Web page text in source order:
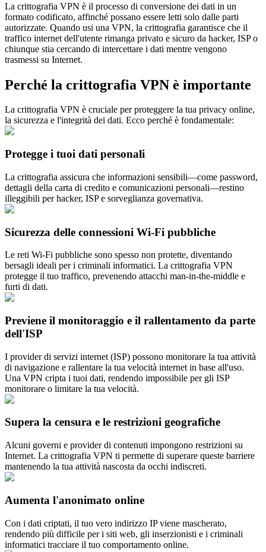
La crittografia VPN è il processo di conversione dei dati in un
formato codificato, affinché possano essere letti solo dalle parti
autorizzate. Quando usi una VPN, la crittografia garantisce che il
traffico internet dell'utente rimanga privato e sicuro da hacker, ISP o
chiunque stia cercando di intercettare i dati mentre vengono
trasmessi su Internet.
Perché la crittografia VPN è importante
La crittografia VPN è cruciale per proteggere la tua privacy online,
la sicurezza e l'integrità dei dati. Ecco perché è fondamentale:
Protegge i tuoi dati personali
La crittografia assicura che informazioni sensibili—come password,
dettagli della carta di credito e comunicazioni personali—restino
illeggibili per hacker, ISP e sorveglianza governativa.
Sicurezza delle connessioni Wi-Fi pubbliche
Le reti Wi-Fi pubbliche sono spesso non protette, diventando
bersagli ideali per i criminali informatici. La crittografia VPN
protegge il tuo traffico, prevenendo attacchi man-in-the-middle e
furti di dati.
Previene il monitoraggio e il rallentamento da parte
dell'ISP
I provider di servizi internet (ISP) possono monitorare la tua attività
di navigazione e rallentare la tua velocità internet in base all'uso.
Una VPN cripta i tuoi dati, rendendo impossibile per gli ISP
monitorare o limitare la tua velocità.
Supera la censura e le restrizioni geografiche
Alcuni governi e provider di contenuti impongono restrizioni su
Internet. La crittografia VPN ti permette di superare queste barriere
mantenendo la tua attività nascosta da occhi indiscreti.
Aumenta l'anonimato online
Con i dati criptati, il tuo vero indirizzo IP viene mascherato,
rendendo più difficile per i siti web, gli inserzionisti e i criminali
informatici tracciare il tuo comportamento online.